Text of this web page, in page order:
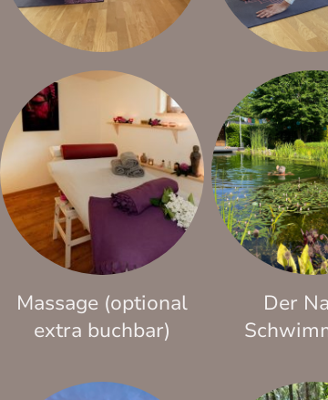
Massage (optional
extra buchbar)
Der